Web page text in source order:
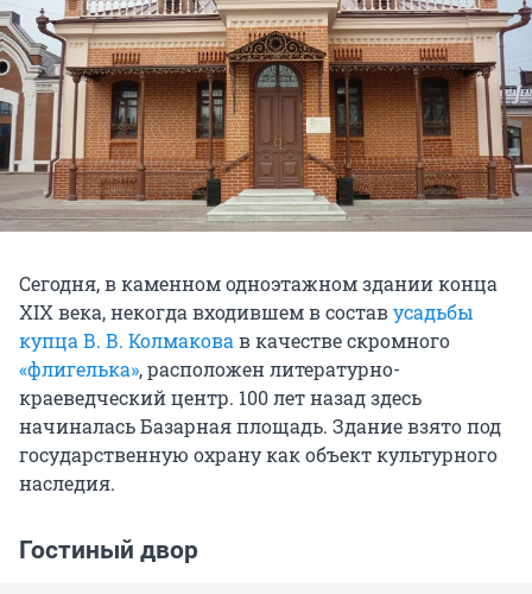
Сегодня, в каменном одноэтажном здании конца
XIX века, некогда входившем в составусадьбы
купца В. В. Колмаковав качестве скромного
«флигелька», расположен литературно-
краеведческий центр. 100 лет назад здесь
начиналась Базарная площадь. Здание взято под
государственную охрану как объект культурного
наследия.
Гостиный двор